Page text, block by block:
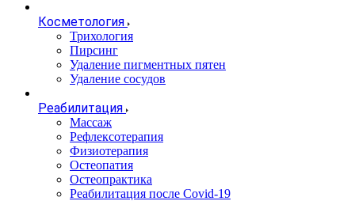
Косметология
Трихология
Пирсинг
Удаление пигментных пятен
Удаление сосудов
Реабилитация
Массаж
Рефлексотерапия
Физиотерапия
Остеопатия
Остеопрактика
Реабилитация после Covid-19